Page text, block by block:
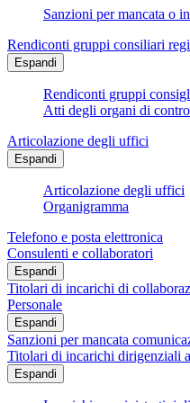
Sanzioni per mancata o
Rendiconti gruppi consiliari
Espandi
Rendiconti gruppi
Atti degli organi di
Articolazione degli uffici
Espandi
Articolazione degli uffici
Organigramma
Telefono e posta elettronica
Consulenti e collaboratori
Espandi
Titolari di incarichi di
Personale
Espandi
Sanzioni per mancata
Titolari di incarichi dirigenziali
Espandi